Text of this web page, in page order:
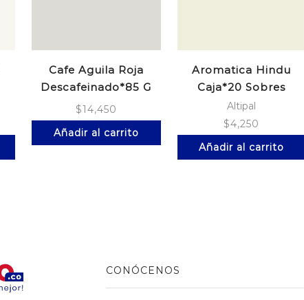
Cafe Aguila Roja
Descafeinado*85 G
$14,450
Añadir al carrito
Aromatica Hindu
Caja*20 Sobres
Cidron
Altipal
$4,250
Añadir al carrito
CONÓCENOS